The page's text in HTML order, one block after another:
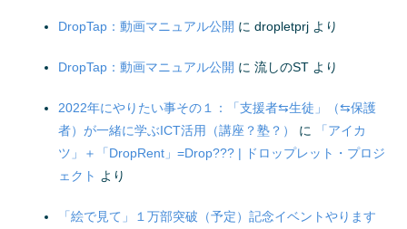
DropTap：動画マニュアル公開 に dropletprj より
DropTap：動画マニュアル公開 に 流しのST より
2022年にやりたい事その１：「支援者⇆生徒」（⇆保護
者）が一緒に学ぶICT活用（講座？塾？）
に
「アイカ
ツ」＋「DropRent」=Drop??? | ドロップレット・プロジ
ェクト より
「絵で見て」１万部突破（予定）記念イベントやります